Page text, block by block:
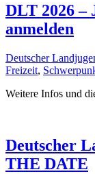
DLT 2026 –
anmelden
Deutscher
Freizeit,
Weitere Infos und
Deutscher
THE DATE